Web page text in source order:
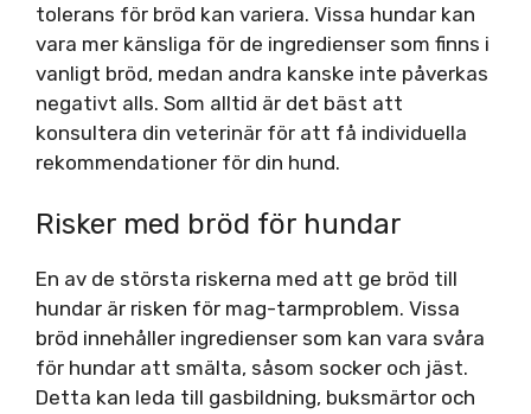
tolerans för bröd kan variera. Vissa hundar kan
vara mer känsliga för de ingredienser som finns i
vanligt bröd, medan andra kanske inte påverkas
negativt alls. Som alltid är det bäst att
konsultera din veterinär för att få individuella
rekommendationer för din hund.
Risker med bröd för hundar
En av de största riskerna med att ge bröd till
hundar är risken för mag-tarmproblem. Vissa
bröd innehåller ingredienser som kan vara svåra
för hundar att smälta, såsom socker och jäst.
Detta kan leda till gasbildning, buksmärtor och